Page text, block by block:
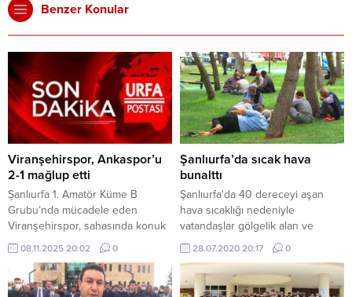
Benzer Konular
Viranşehirspor, Ankaspor’u
2-1 mağlup etti
Şanlıurfa 1. Amatör Küme B
Grubu’nda mücadele eden
Viranşehirspor, sahasında konuk
ettiği Ankaspor’u 2-1 mağlup
ederek sezonun ilk galibiyetini
aldı. Karşılaşmaya etkili başlayan
Viranşehirspor, 25. dakikada Velat
08.11.2025 20:02 0
Şanlıurfa’da sıcak hava
bunalttı
Şanlıurfa'da 40 dereceyi aşan
hava sıcaklığı nedeniyle
vatandaşlar gölgelik alan ve
parklarda serinlemeyi tercih
ediyor.
28.07.2020 20:17 0